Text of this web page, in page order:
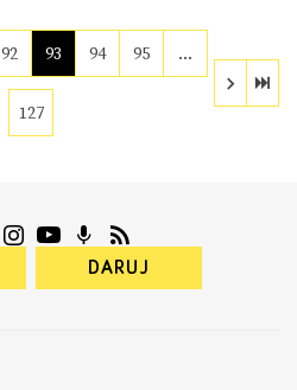
92 93 94 95 …
127
DARUJ